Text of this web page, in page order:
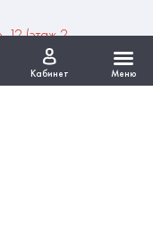
Кабинет Меню
12 (этаж 2,